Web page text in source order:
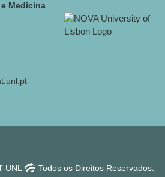
Medicina
UNL Todos os Direitos Reservados.